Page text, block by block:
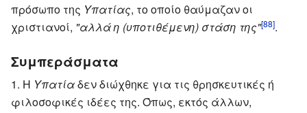
πρόσωπο της Υπατίας, το οποίο θαύμαζαν οι
χριστιανοί, "αλλά η (υποτιθέμενη) στάση της"[88].
Συμπεράσματα
Η Υπατίαδεν διώχθηκε για τις θρησκευτικές ή
φιλοσοφικές ιδέες της. Όπως, εκτός άλλων,